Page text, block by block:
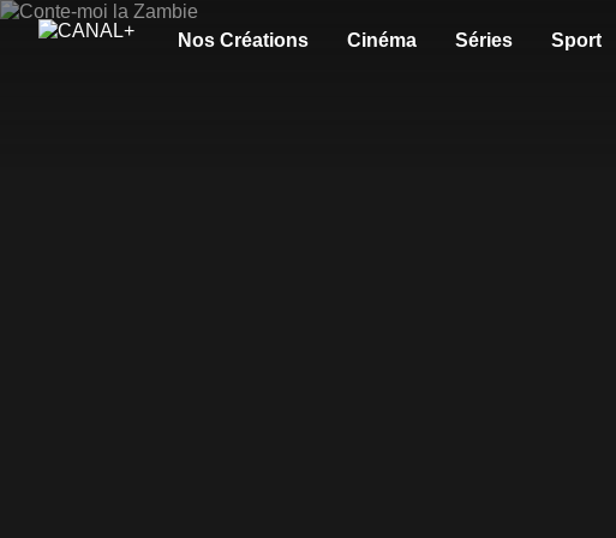
Nos Créations Cinéma Séries Sport